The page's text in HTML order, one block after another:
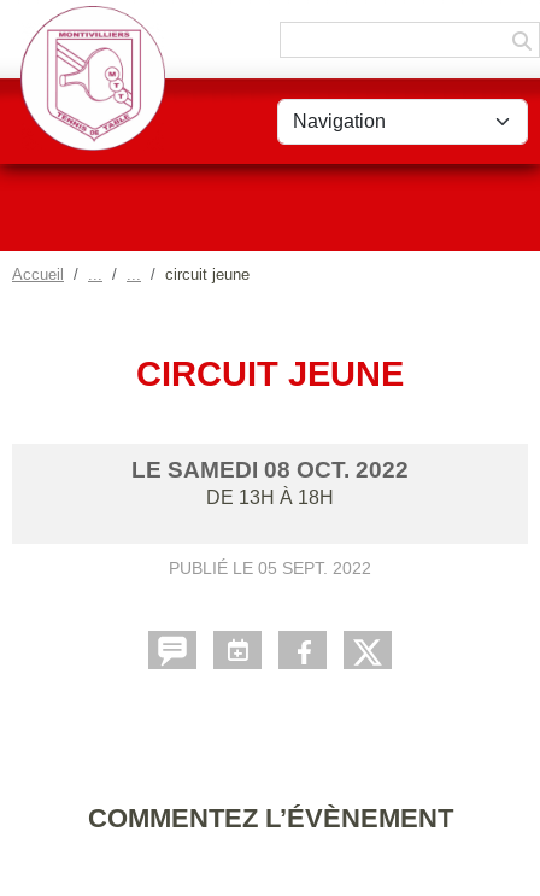
Accueil circuit jeune
CIRCUIT JEUNE
LE SAMEDI 08 OCT. 2022
DE 13H À 18H
PUBLIÉ LE 05 SEPT. 2022
COMMENTEZ L’ÉVÈNEMENT
Panneau de gestion des cookies